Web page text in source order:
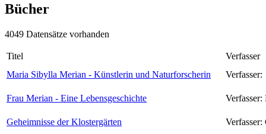
Bücher
4049 Datensätze vorhanden
Titel
Verfasser
Maria Sibylla Merian - Künstlerin und Naturforscherin
Verfasser:
Frau Merian - Eine Lebensgeschichte Verfasser:
Geheimnisse der Klostergärten Verfasser: